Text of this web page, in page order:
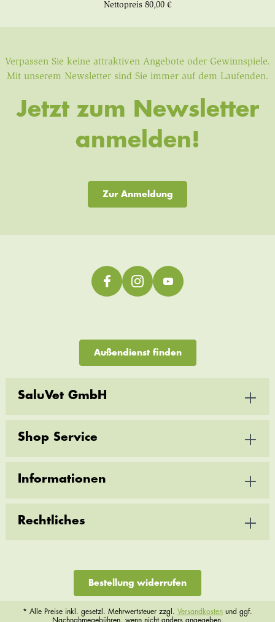
Nettopreis 80,00 €
Verpassen Sie keine attraktiven Angebote oder Gewinnspiele.
Mit unserem Newsletter sind Sie immer auf dem Laufenden.
Jetzt zum Newsletter
anmelden!
Zur Anmeldung
Außendienst finden
SaluVet GmbH
Shop Service
Informationen
Rechtliches
Bestellung widerrufen
* Alle Preise inkl. gesetzl. Mehrwertsteuer zzgl. Versandkosten und ggf.
Nachnahmegebühren, wenn nicht anders angegeben.